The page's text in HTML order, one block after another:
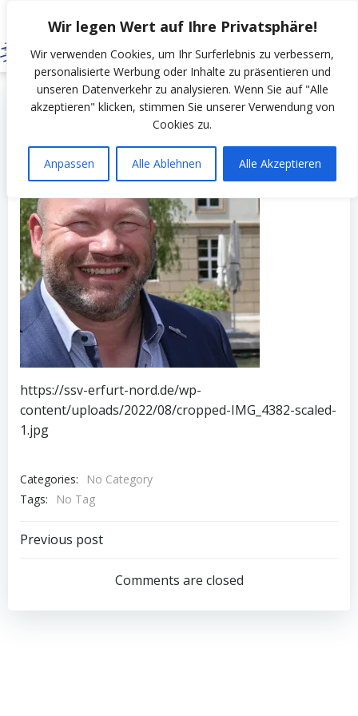
Wir legen Wert auf Ihre Privatsphäre!
Wir verwenden Cookies, um Ihr Surferlebnis zu verbessern,
personalisierte Werbung oder Inhalte zu präsentieren und
unseren Datenverkehr zu analysieren. Wenn Sie auf "Alle
akzeptieren" klicken, stimmen Sie unserer Verwendung von
Cookies zu.
Anpassen Alle Ablehnen Alle Akzeptieren
Inhalt
springen
bySSV Erfurt Nord on August 21, 2022
https://ssv-erfurt-nord.de/wp-
content/uploads/2022/08/cropped-IMG_4382-scaled-
1.jpg
Categories:
No Category
Tags:
No Tag
Post
navigation
Previous post
Comments are closed